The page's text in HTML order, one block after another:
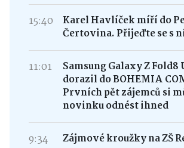
15:40
Karel Havlíček míří do
Čertovina. Přijeďte se s
11:01
Samsung Galaxy Z
dorazil do BOHEMIA
Prvních pět zájemců si
novinku odnést ihned
9:34 Zájmové kroužky na ZŠ